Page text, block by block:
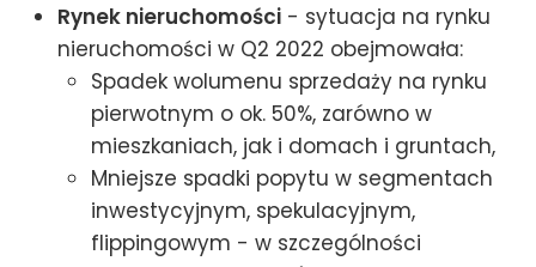
Rynek nieruchomości - sytuacja na rynku
nieruchomości w Q2 2022 obejmowała:
Spadek wolumenu sprzedaży na rynku
pierwotnym o ok. 50%, zarówno w
mieszkaniach, jak i domach i gruntach,
Mniejsze spadki popytu w segmentach
inwestycyjnym, spekulacyjnym,
flippingowym - w szczególności